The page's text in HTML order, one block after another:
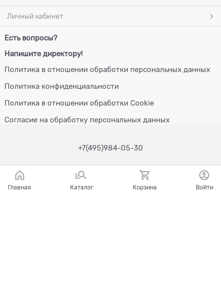
Личный кабинет
Есть вопросы?
Напишите директору!
Политика в отношении обработки персональных данных
Политика конфиденциальности
Политика в отношении обработки Cookie
Согласие на обработку персональных данных
+7(495)984-05-30
Главная Каталог Корзина Войти